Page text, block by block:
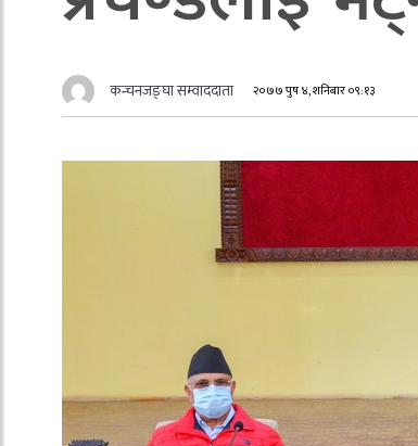
कन्चनजङ्घा सम्वाददाता २०७७ पुष ४, शनिबार ०९:१३